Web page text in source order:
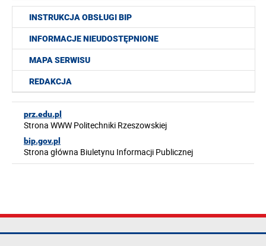
INSTRUKCJA OBSŁUGI BIP
INFORMACJE NIEUDOSTĘPNIONE
MAPA SERWISU
REDAKCJA
prz.edu.pl
Strona WWW Politechniki Rzeszowskiej
bip.gov.pl
Strona główna Biuletynu Informacji Publicznej
Politechnika
tel.: +48 17 865
Mapa serwisu